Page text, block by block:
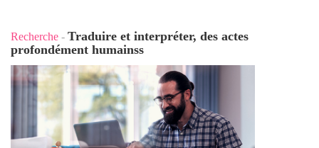
Recherche - Traduire et interpréter, des actes
profondément humainss